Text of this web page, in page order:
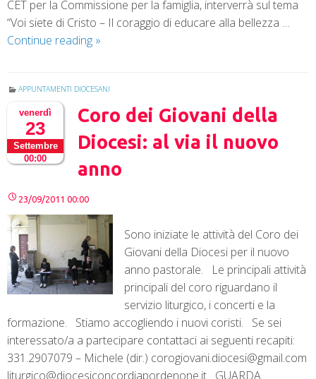
CET per la Commissione per la famiglia, interverrà sul tema
“Voi siete di Cristo – Il coraggio di educare alla bellezza …
Continue reading »
APPUNTAMENTI DIOCESANI
venerdì
23
Settembre
00:00
Coro dei Giovani della
Diocesi: al via il nuovo
anno
23/09/2011 00:00
Sono iniziate le attività del Coro dei
Giovani della Diocesi per il nuovo
anno pastorale. Le principali attività
principali del coro riguardano il
servizio liturgico, i concerti e la
formazione. Stiamo accogliendo i nuovi coristi. Se sei
interessato/a a partecipare contattaci ai seguenti recapiti:
331.2907079 – Michele (dir.) corogiovani.diocesi@gmail.com
liturgico@diocesiconcordiapordenone.it GUARDA